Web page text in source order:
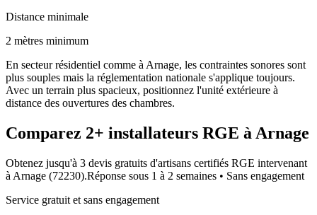
Distance minimale
2 mètres minimum
En secteur résidentiel comme à Arnage, les contraintes sonores sont
plus souples mais la réglementation nationale s'applique toujours.
Avec un terrain plus spacieux, positionnez l'unité extérieure à
distance des ouvertures des chambres.
Comparez 2+ installateurs RGE à Arnage
Obtenez jusqu'à 3 devis gratuits d'artisans certifiés RGE intervenant
à Arnage (72230).Réponse sous 1 à 2 semaines • Sans engagement
Service gratuit et sans engagement